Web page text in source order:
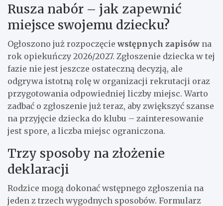
Rusza nabór – jak zapewnić
miejsce swojemu dziecku?
Ogłoszono już rozpoczęciewstępnych zapisów na
rok opiekuńczy 2026/2027. Zgłoszenie dziecka w tej
fazie nie jest jeszcze ostateczną decyzją, ale
odgrywa istotną rolę w organizacji rekrutacji oraz
przygotowania odpowiedniej liczby miejsc. Warto
zadbać o zgłoszenie już teraz, aby zwiększyć szanse
na przyjęcie dziecka do klubu – zainteresowanie
jest spore, a liczba miejsc ograniczona.
Trzy sposoby na złożenie
deklaracji
Rodzice mogą dokonać wstępnego zgłoszenia na
jeden z trzech wygodnych sposobów. Formularz